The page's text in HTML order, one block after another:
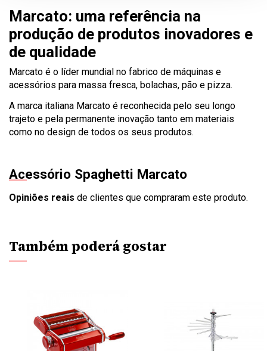
Marcato: uma referência na
produção de produtos inovadores e
de qualidade
Marcato é o líder mundial no fabrico de máquinas e
acessórios para massa fresca, bolachas, pão e pizza.
A marca italiana Marcato é reconhecida pelo seu longo
trajeto e pela permanente inovação tanto em materiais
como no design de todos os seus produtos.
Acessório Spaghetti Marcato
Opiniões reais de clientes que compraram este produto.
Também poderá gostar